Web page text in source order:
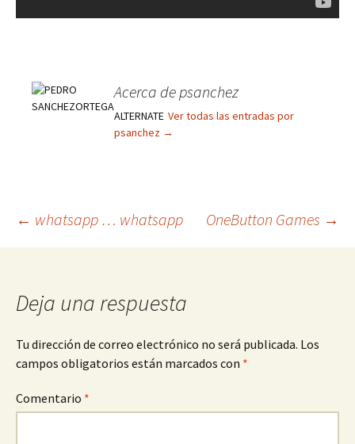
Acerca de psanchez
ALTERNATE Ver todas las entradas por
psanchez →
Navegación
entradas
← whatsapp … whatsapp OneButton Games →
Deja una respuesta
Tu dirección de correo electrónico no será publicada. Los
campos obligatorios están marcados con *
Comentario *